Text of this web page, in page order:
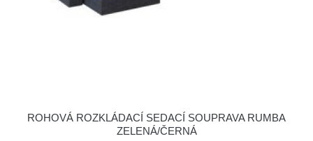
ROHOVÁ ROZKLÁDACÍ SEDACÍ SOUPRAVA RUMBA
ZELENÁ/ČERNÁ